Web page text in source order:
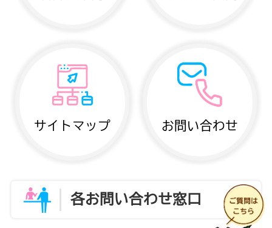
サイトマップ お問い合わせ
各お問い合わせ窓口